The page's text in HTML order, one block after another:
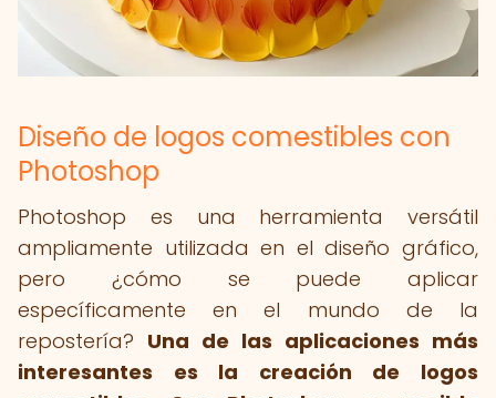
Diseño de logos comestibles con
Photoshop
Photoshop es una herramienta versátil
ampliamente utilizada en el diseño gráfico,
pero ¿cómo se puede aplicar
específicamente en el mundo de la
repostería? Una de las aplicaciones más
interesantes es la creación de logos